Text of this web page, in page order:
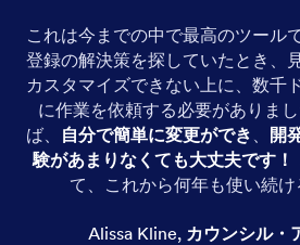
これは今までの中で最高のツール
登録の解決策を探していたとき、
カスタマイズできない上に、数千
に作業を依頼する必要がありま
ば、 自分で簡単に変更ができ 、 開
験があまりなくても大丈夫です！
て、これから何年も使い続け
Alissa Kline, カウンシル・